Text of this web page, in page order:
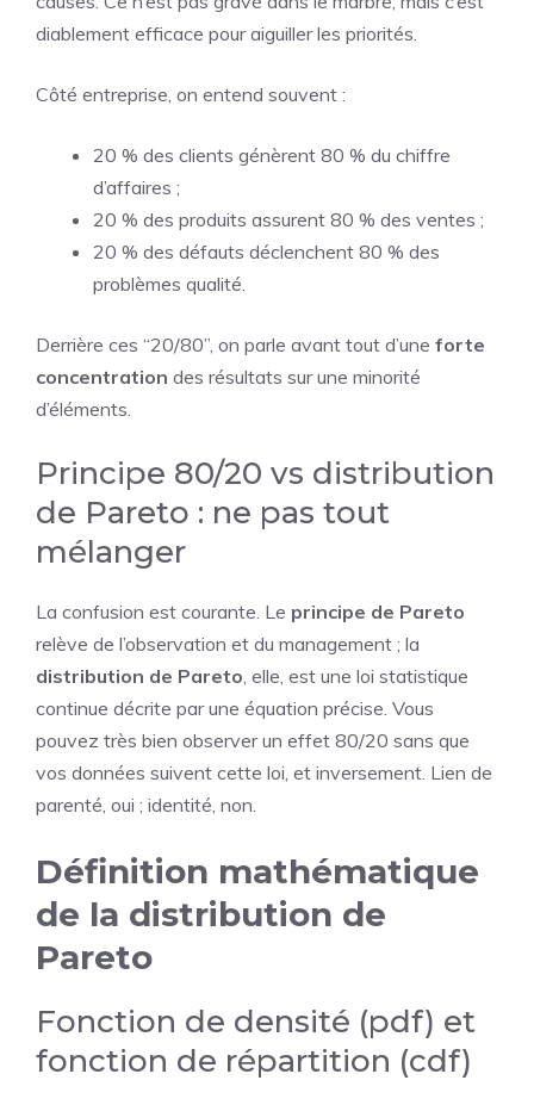
diablement efficace pour aiguiller les priorités.
Côté entreprise, on entend souvent :
20 % des clients génèrent 80 % du chiffre
d’affaires ;
20 % des produits assurent 80 % des ventes ;
20 % des défauts déclenchent 80 % des
problèmes qualité.
Derrière ces “20/80”, on parle avant tout d’une forte
concentration des résultats sur une minorité
d’éléments.
Principe 80/20 vs distribution
de Pareto : ne pas tout
mélanger
La confusion est courante. Le principe de Pareto
relève de l’observation et du management ; la
distribution de Pareto, elle, est une loi statistique
continue décrite par une équation précise. Vous
pouvez très bien observer un effet 80/20 sans que
vos données suivent cette loi, et inversement. Lien de
parenté, oui ; identité, non.
Définition mathématique
de la distribution de
Pareto
Fonction de densité (pdf) et
fonction de répartition (cdf)